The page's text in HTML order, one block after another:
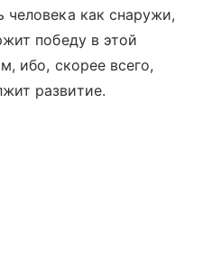
человека как снаружи,
победу в этой
ибо, скорее всего,
развитие.